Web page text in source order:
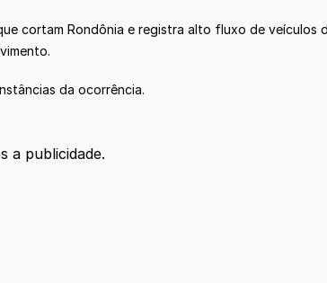
cortam Rondônia e registra alto fluxo de veículos
da ocorrência.
a publicidade.